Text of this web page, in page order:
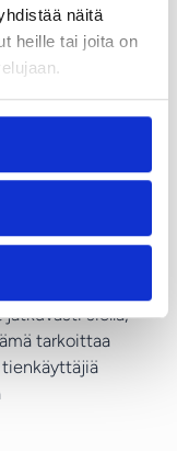
näitä
heille tai joita on
tuntua
on
oikeat
tilanteessa,
olla
siellä,
tarkoittaa